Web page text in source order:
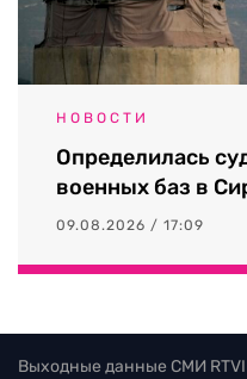
НОВОСТИ
Определилась
военных баз в
09.08.2026 / 17:09
Выходные данные СМИ RTVI